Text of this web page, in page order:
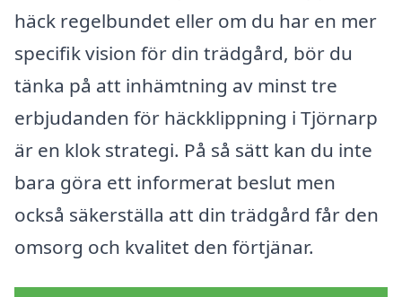
häck regelbundet eller om du har en mer
specifik vision för din trädgård, bör du
tänka på att inhämtning av minst tre
erbjudanden för häckklippning i Tjörnarp
är en klok strategi. På så sätt kan du inte
bara göra ett informerat beslut men
också säkerställa att din trädgård får den
omsorg och kvalitet den förtjänar.